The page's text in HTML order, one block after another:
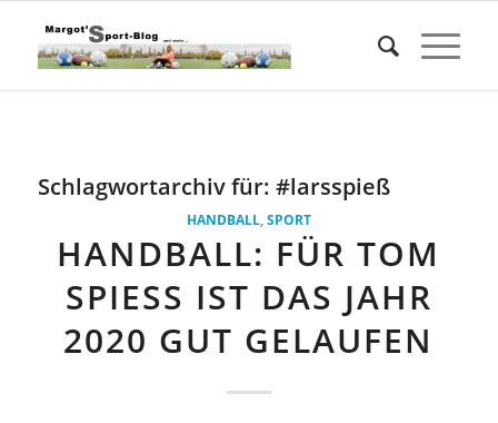
Schlagwortarchiv für: #larsspieß
HANDBALL, SPORT
HANDBALL: FÜR TOM
SPIESS IST DAS JAHR 2
020 GUT GELAUFEN